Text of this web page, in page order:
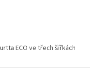
ECO ve třech šířkách